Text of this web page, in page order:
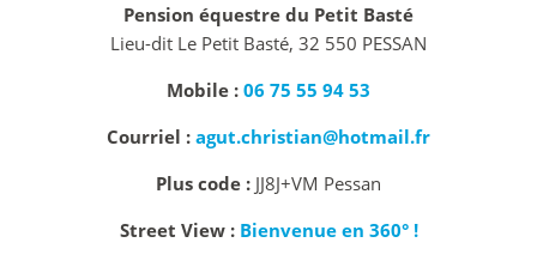
Pension équestre du Petit Basté
Lieu-dit Le Petit Basté, 32 550 PESSAN
Mobile : 06 75 55 94 53
Courriel : agut.christian@hotmail.fr
Plus code : JJ8J+VM Pessan
Street View : Bienvenue en 360° !